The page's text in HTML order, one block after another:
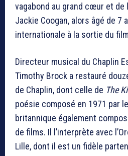
vagabond au grand cœur et de
Jackie Coogan, alors âgé de 7
internationale à la sortie du
Directeur musical du Chaplin
Timothy Brock a restauré
de Chaplin, dont celle de The
poésie composé en 1971 par
britannique également
de films. Il l’interprète avec
Lille, dont il est un fidèle